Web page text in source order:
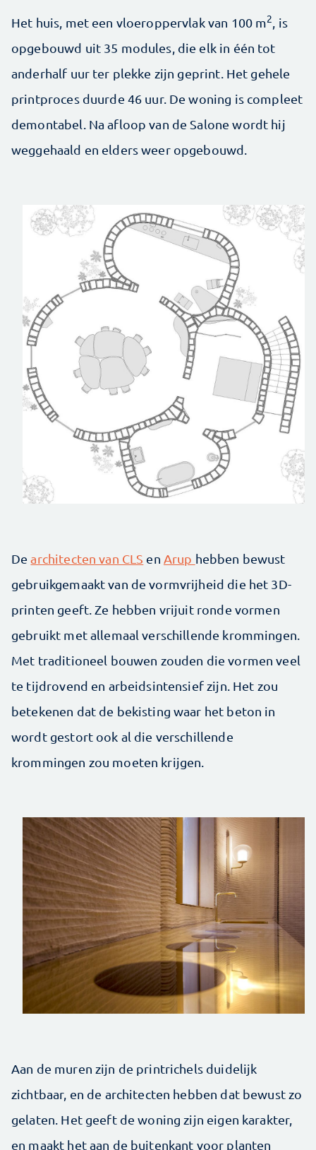
Het huis, met een vloeroppervlak van 100 m2
, is
opgebouwd uit 35 modules, die elk in één tot
anderhalf uur ter plekke zijn geprint. Het gehele
printproces duurde 46 uur. De woning is compleet
demontabel. Na afloop van de Salone wordt hij
weggehaald en elders weer opgebouwd.
Dearchitecten van CLS en Arup hebben bewust
gebruikgemaakt van de vormvrijheid die het 3D-
printen geeft. Ze hebben vrijuit ronde vormen
gebruikt met allemaal verschillende krommingen.
Met traditioneel bouwen zouden die vormen veel
te tijdrovend en arbeidsintensief zijn. Het zou
betekenen dat de bekisting waar het beton in
wordt gestort ook al die verschillende
krommingen zou moeten krijgen.
Aan de muren zijn de printrichels duidelijk
zichtbaar, en de architecten hebben dat bewust zo
gelaten. Het geeft de woning zijn eigen karakter,
en maakt het aan de buitenkant voor planten